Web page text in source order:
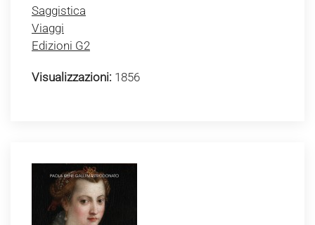
Saggistica
Viaggi
Edizioni G2
Visualizzazioni: 1856